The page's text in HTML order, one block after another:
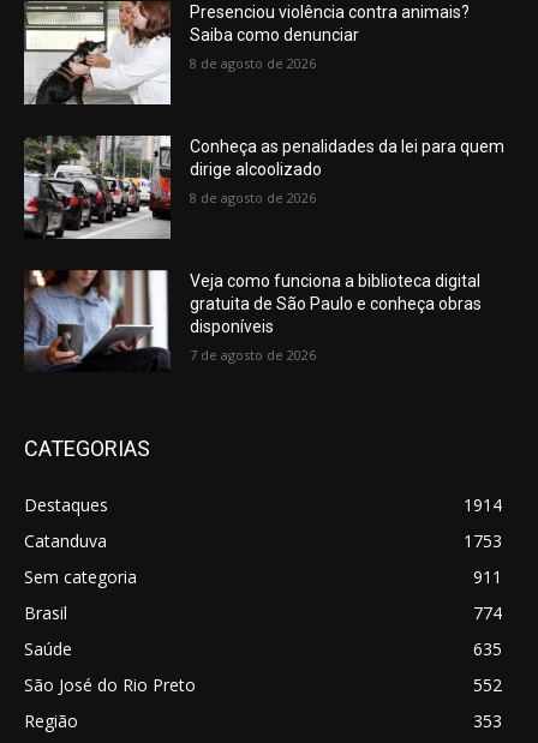
Presenciou violência contra animais?
Saiba como denunciar
8 de agosto de 2026
Conheça as penalidades da lei para quem
dirige alcoolizado
8 de agosto de 2026
Veja como funciona a biblioteca digital
gratuita de São Paulo e conheça obras
disponíveis
7 de agosto de 2026
CATEGORIAS
Destaques
1914
Catanduva
1753
Sem categoria
911
Brasil
774
Saúde
635
São José do Rio Preto
552
Região
353